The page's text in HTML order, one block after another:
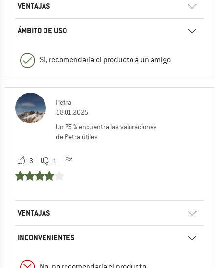
VENTAJAS
ÁMBITO DE USO
Sí, recomendaría el producto a un amigo
Petra
18.01.2025
Un 75 % encuentra las valoraciones
de Petra útiles
3 1
VENTAJAS
INCONVENIENTES